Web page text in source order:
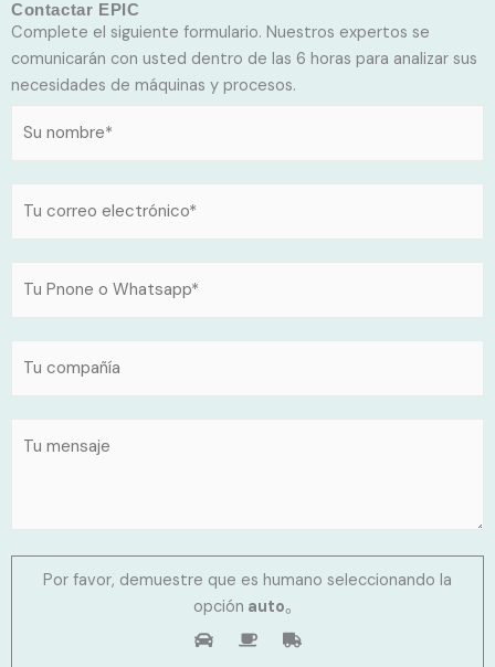
Contactar EPIC
Complete el siguiente formulario. Nuestros expertos se
comunicarán con usted dentro de las 6 horas para analizar sus
necesidades de máquinas y procesos.
Por favor, demuestre que es humano seleccionando la
opción auto。